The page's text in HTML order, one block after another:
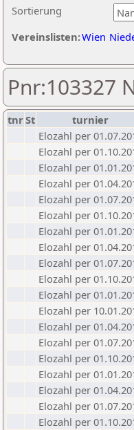
Sortierung
Vereinslisten:Wien
Pnr:103327
tnrSt turnier
Elozahl per
Elozahl per
Elozahl per
Elozahl per
Elozahl per
Elozahl per
Elozahl per
Elozahl per
Elozahl per
Elozahl per
Elozahl per
Elozahl per
Elozahl per
Elozahl per
Elozahl per
Elozahl per
Elozahl per
Elozahl per
Elozahl per